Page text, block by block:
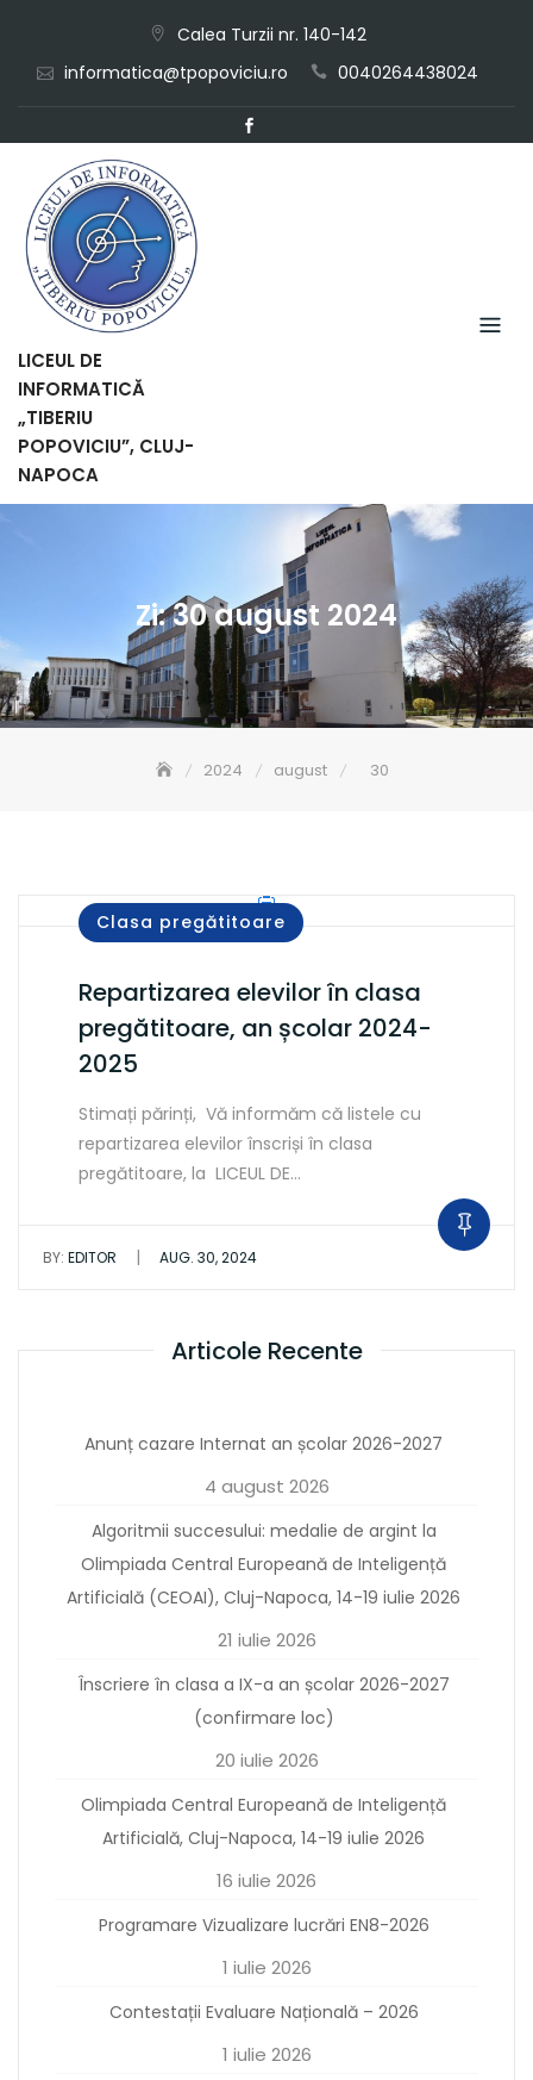
content
Calea Turzii nr. 140-142
informatica@tpopoviciu.ro
0040264438024
LICEUL DE
INFORMATICĂ
„TIBERIU
POPOVICIU”, CLUJ-
NAPOCA
Zi:30 august 2024
2024 august 30
Clasa pregătitoare
Repartizarea elevilor în clasa
pregătitoare, an școlar 2024-
2025
Stimați părinți, Vă informăm că listele cu
repartizarea elevilor înscriși în clasa
pregătitoare, la LICEUL DE…
BY: EDITOR | AUG. 30, 2024
Articole Recente
Anunț cazare Internat an școlar 2026-2027
4 august 2026
Algoritmii succesului: medalie de argint la
Olimpiada Central Europeană de Inteligență
Artificială (CEOAI), Cluj-Napoca, 14-19 iulie 2026
21 iulie 2026
Înscriere în clasa a IX-a an școlar 2026-2027
(confirmare loc)
20 iulie 2026
Olimpiada Central Europeană de Inteligență
Artificială, Cluj-Napoca, 14-19 iulie 2026
16 iulie 2026
Programare Vizualizare lucrări EN8-2026
1 iulie 2026
Contestații Evaluare Națională – 2026
1 iulie 2026